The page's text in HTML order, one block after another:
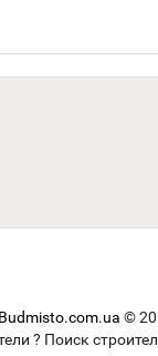
©
? Поиск